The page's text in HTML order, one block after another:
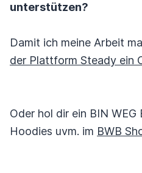
unterstützen?
Damit ich meine Arbeit
der Plattform Steady ein
Oder hol dir ein BIN
Hoodies uvm. im BWB